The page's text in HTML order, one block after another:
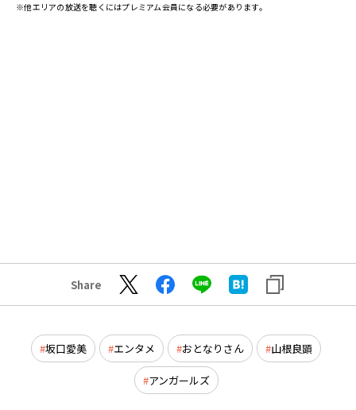
※他エリアの放送を聴くにはプレミアム会員になる必要があります。
Share
坂口愛美 エンタメ おとなりさん 山根良顕
アンガールズ